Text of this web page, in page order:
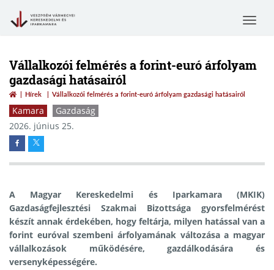
Toggle
Vállalkozói felmérés a forint-euró árfolyam
gazdasági hatásairól
Hírek Vállalkozói felmérés a forint-euró árfolyam gazdasági hatásairól
Kamara
Gazdaság
2026. június 25.
A Magyar Kereskedelmi és Iparkamara (MKIK)
Gazdaságfejlesztési Szakmai Bizottsága gyorsfelmérést
készít annak érdekében, hogy feltárja, milyen hatással van a
forint euróval szembeni árfolyamának változása a magyar
vállalkozások működésére, gazdálkodására és
versenyképességére.